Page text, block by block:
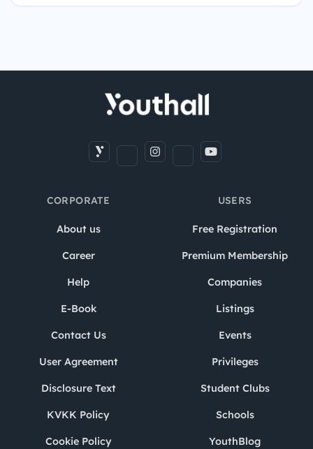
CORPORATE
About us
Career
Help
E-Book
Contact Us
User Agreement
Disclosure Text
KVKK Policy
Cookie Policy
USERS
Free Registration
Premium Membership
Companies
Listings
Events
Privileges
Student Clubs
Schools
YouthBlog